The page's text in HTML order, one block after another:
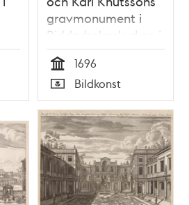
gravmonument i
Riddarholmskyrkan i
Stockholm
Tid
1696
Typ
Bildkonst